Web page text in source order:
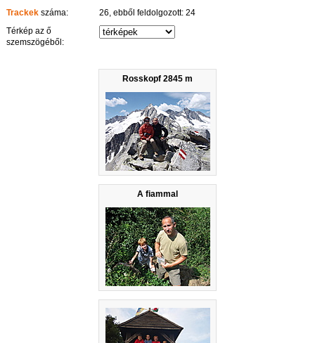
Rosskopf 2845 m
A fiammal
Trackek száma:
26, ebből feldolgozott: 24
Térkép az ő
szemszögéből: